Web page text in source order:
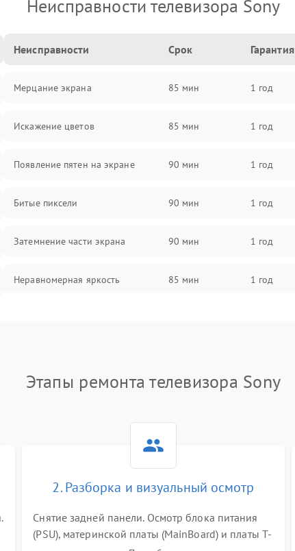
Неисправности телевизора Sony
Неисправности Срок Гарантия
Мерцание экрана 85 мин 1 год
Искажение цветов 85 мин 1 год
Появление пятен на экране 90 мин 1 год
Битые пиксели 90 мин 1 год
Затемнение части экрана 90 мин 1 год
Неравномерная яркость 85 мин 1 год
Этапы ремонта телевизора Sony
2. Разборка и визуальный осмотр
Снятие задней панели. Осмотр блока питания
(PSU), материнской платы (MainBoard) и платы T-